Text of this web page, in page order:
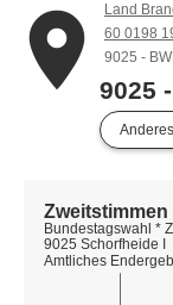
place Land
60 0198
9025 -
9025
Zweitstimmen
Bundestagswahl *
9025 Schorfheide I
Amtliches